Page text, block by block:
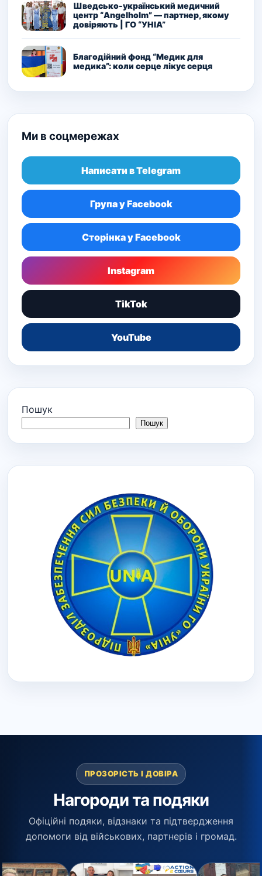
Шведсько-український медичний
центр “Angelholm” — партнер, якому
довіряють | ГО “УНІА”
Благодійний фонд “Медик для
медика”: коли серце лікує серця
Ми в соцмережах
Написати в Telegram
Група у Facebook
Сторінка у Facebook
Instagram
TikTok
YouTube
Пошук
Пошук
ПРОЗОРІСТЬ І ДОВІРА
Нагороди та подяки
Офіційні подяки, відзнаки та підтвердження
допомоги від військових, партнерів і громад.